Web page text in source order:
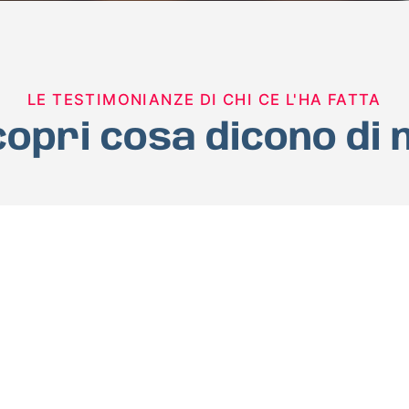
LE TESTIMONIANZE DI CHI CE L'HA FATTA
cosa dicono di